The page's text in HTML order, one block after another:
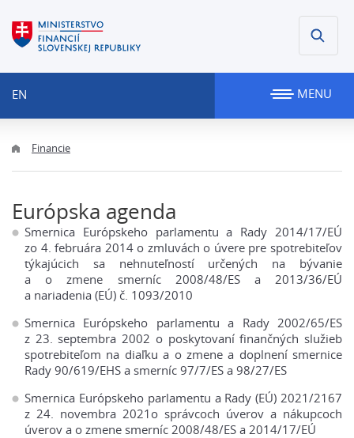
EN MENU
Financie
Európska agenda
Smernica Európskeho parlamentu a Rady 2014/17/EÚ
zo 4. februára 2014 o zmluvách o úvere pre spotrebiteľov
týkajúcich sa nehnuteľností určených na bývanie
a o zmene smerníc 2008/48/ES a 2013/36/EÚ
a nariadenia (EÚ) č. 1093/2010
Smernica Európskeho parlamentu a Rady 2002/65/ES
z 23. septembra 2002 o poskytovaní finančných služieb
spotrebiteľom na diaľku a o zmene a doplnení smernice
Rady 90/619/EHS a smerníc 97/7/ES a 98/27/ES
Smernica Európskeho parlamentu a Rady (EÚ) 2021/2167
z 24. novembra 2021o správcoch úverov a nákupcoch
úverov a o zmene smerníc 2008/48/ES a 2014/17/EÚ